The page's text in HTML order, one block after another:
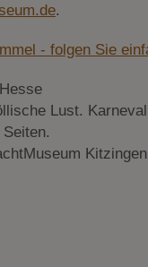
.
- folgen Sie
Lust.
Kitzingen